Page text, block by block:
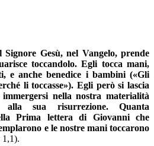
Gesù, nel Vangelo, prende
toccandolo. Egli tocca mani,
e anche benedice i bambini («Gli
li toccasse»). Egli però si lascia
nella nostra materialità
sua risurrezione. Quanta
Prima lettera di Giovanni che
e le nostre mani toccarono